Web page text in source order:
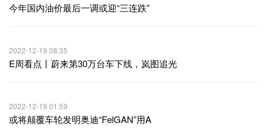
今年国内油价最后一调或迎“三连跌”
2022-12-19 08:35
E周看点丨蔚来第30万台车下线，岚图追光
2022-12-19 01:59
或将颠覆车轮发明奥迪“FelGAN”用A